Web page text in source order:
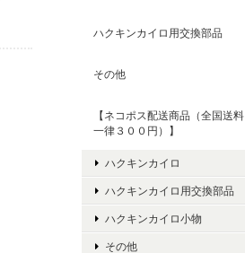
ハクキンカイロ用交換部品
その他
【ネコポス配送商品（全国送料
一律３００円）】
ハクキンカイロ
ハクキンカイロ用交換部品
ハクキンカイロ小物
その他